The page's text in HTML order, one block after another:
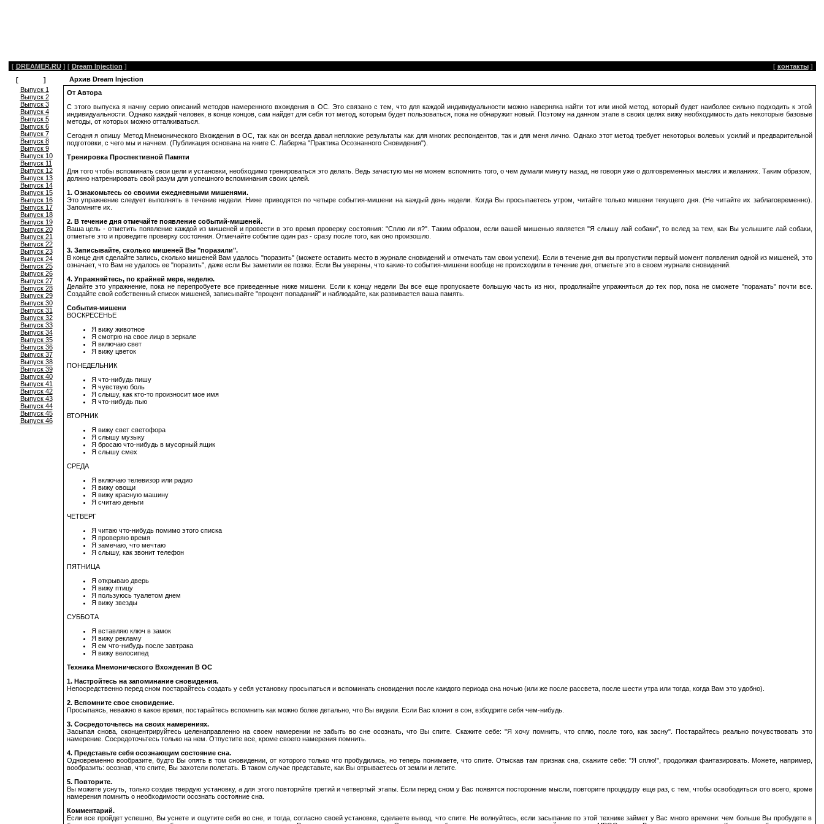
[ DREAMER.RU ] [ Dream Injection ] [ контакты ]
[
]
Выпуск 1
Выпуск 2
Выпуск 3
Выпуск 4
Выпуск 5
Выпуск 6
Выпуск 7
Выпуск 8
Выпуск 9
Выпуск 10
Выпуск 11
Выпуск 12
Выпуск 13
Выпуск 14
Выпуск 15
Выпуск 16
Выпуск 17
Выпуск 18
Выпуск 19
Выпуск 20
Выпуск 21
Выпуск 22
Выпуск 23
Выпуск 24
Выпуск 25
Выпуск 26
Выпуск 27
Выпуск 28
Выпуск 29
Выпуск 30
Выпуск 31
Выпуск 32
Выпуск 33
Выпуск 34
Выпуск 35
Выпуск 36
Выпуск 37
Выпуск 38
Выпуск 39
Выпуск 40
Выпуск 41
Выпуск 42
Выпуск 43
Выпуск 44
Выпуск 45
Выпуск 46
Архив Dream Injection
От Автора
С этого выпуска я начну серию описаний методов намеренного вхождения в ОС. Это связано с тем, что для каждой индивидуальности можно наверняка найти тот или иной метод, который будет наиболее сильно подходить к этой
индивидуальности. Однако каждый человек, в конце концов, сам найдет для себя тот метод, которым будет пользоваться, пока не обнаружит новый. Поэтому на данном этапе в своих целях вижу необходимость дать некоторые базовые
методы, от которых можно отталкиваться.
Сегодня я опишу Метод Мнемонического Вхождения в ОС, так как он всегда давал неплохие результаты как для многих респондентов, так и для меня лично. Однако этот метод требует некоторых волевых усилий и предварительной
подготовки, с чего мы и начнем. (Публикация основана на книге С. Лабержа "Практика Осознанного Сновидения").
Тренировка Проспективной Памяти
Для того чтобы вспоминать свои цели и установки, необходимо тренироваться это делать. Ведь зачастую мы не можем вспомнить того, о чем думали минуту назад, не говоря уже о долговременных мыслях и желаниях. Таким образом,
должно натренировать свой разум для успешного вспоминания своих целей.
1. Ознакомьтесь со своими ежедневными мишенями.
Это упражнение следует выполнять в течение недели. Ниже приводятся по четыре события-мишени на каждый день недели. Когда Вы просыпаетесь утром, читайте только мишени текущего дня. (Не читайте их заблаговременно).
Запомните их.
2. В течение дня отмечайте появление событий-мишеней.
Ваша цель - отметить появление каждой из мишеней и провести в это время проверку состояния: "Сплю ли я?". Таким образом, если вашей мишенью является "Я слышу лай собаки", то вслед за тем, как Вы услышите лай собаки,
отметьте это и проведите проверку состояния. Отмечайте событие один раз - сразу после того, как оно произошло.
3. Записывайте, сколько мишеней Вы "поразили".
В конце дня сделайте запись, сколько мишеней Вам удалось "поразить" (можете оставить место в журнале сновидений и отмечать там свои успехи). Если в течение дня вы пропустили первый момент появления одной из мишеней, это
означает, что Вам не удалось ее "поразить", даже если Вы заметили ее позже. Если Вы уверены, что какие-то события-мишени вообще не происходили в течение дня, отметьте это в своем журнале сновидений.
4. Упражняйтесь, по крайней мере, неделю.
Делайте это упражнение, пока не перепробуете все приведенные ниже мишени. Если к концу недели Вы все еще пропускаете большую часть из них, продолжайте упражняться до тех пор, пока не сможете "поражать" почти все.
Создайте свой собственный список мишеней, записывайте "процент попаданий" и наблюдайте, как развивается ваша память.
События-мишени
ВОСКРЕСЕНЬЕ
Я вижу животное
Я смотрю на свое лицо в зеркале
Я включаю свет
Я вижу цветок
ПОНЕДЕЛЬНИК
Я что-нибудь пишу
Я чувствую боль
Я слышу, как кто-то произносит мое имя
Я что-нибудь пью
ВТОРНИК
Я вижу свет светофора
Я слышу музыку
Я бросаю что-нибудь в мусорный ящик
Я слышу смех
СРЕДА
Я включаю телевизор или радио
Я вижу овощи
Я вижу красную машину
Я считаю деньги
ЧЕТВЕРГ
Я читаю что-нибудь помимо этого списка
Я проверяю время
Я замечаю, что мечтаю
Я слышу, как звонит телефон
ПЯТНИЦА
Я открываю дверь
Я вижу птицу
Я пользуюсь туалетом днем
Я вижу звезды
СУББОТА
Я вставляю ключ в замок
Я вижу рекламу
Я ем что-нибудь после завтрака
Я вижу велосипед
Техника Мнемонического Вхождения В ОС
1. Настройтесь на запоминание сновидения.
Непосредственно перед сном постарайтесь создать у себя установку просыпаться и вспоминать сновидения после каждого периода сна ночью (или же после рассвета, после шести утра или тогда, когда Вам это удобно).
2. Вспомните свое сновидение.
Просыпаясь, неважно в какое время, постарайтесь вспомнить как можно более детально, что Вы видели. Если Вас клонит в сон, взбодрите себя чем-нибудь.
3. Сосредоточьтесь на своих намерениях.
Засыпая снова, сконцентрируйтесь целенаправленно на своем намерении не забыть во сне осознать, что Вы спите. Скажите себе: "Я хочу помнить, что сплю, после того, как засну". Постарайтесь реально почувствовать это
намерение. Сосредоточьтесь только на нем. Отпустите все, кроме своего намерения помнить.
4. Представьте себя осознающим состояние сна.
Одновременно вообразите, будто Вы опять в том сновидении, от которого только что пробудились, но теперь понимаете, что спите. Отыскав там признак сна, скажите себе: "Я сплю!", продолжая фантазировать. Можете, например,
вообразить: осознав, что спите, Вы захотели полетать. В таком случае представьте, как Вы отрываетесь от земли и летите.
5. Повторите.
Вы можете уснуть, только создав твердую установку, а для этого повторяйте третий и четвертый этапы. Если перед сном у Вас появятся посторонние мысли, повторите процедуру еще раз, с тем, чтобы освободиться ото всего, кроме
намерения помнить о необходимости осознать состояние сна.
Комментарий.
Если все пройдет успешно, Вы уснете и ощутите себя во сне, и тогда, согласно своей установке, сделаете вывод, что спите. Не волнуйтесь, если засыпание по этой технике займет у Вас много времени: чем больше Вы пробудете в